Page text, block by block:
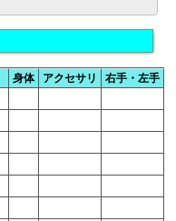
身体 アクセサリ
右手・左手